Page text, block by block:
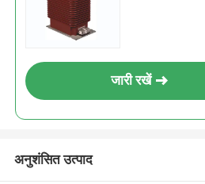
जारी रखें
अनुशंसित उत्पाद